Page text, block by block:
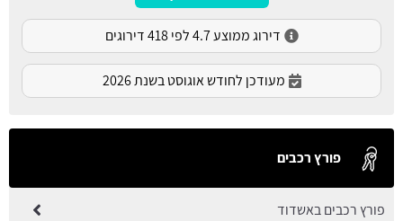
דירוג ממוצע 4.7 לפי 418 דירוגים
מעודכן לחודש אוגוסט בשנת 2026
פורץ רכבים
פורץ רכבים באשדוד